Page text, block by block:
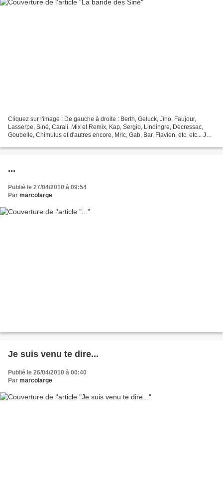
Cliquez sur l'image : De gauche à droite : Berth, Geluck, Jiho, Faujour,
Lasserpe, Siné, Carali, Mix et Remix, Kap, Sergio, Lindingre, Decressac,
Goubelle, Chimulus et d'autres encore, Mric, Gab, Bar, Flavien, etc, etc... Je
...
Publié le 27/04/2010 à 09:54
Par marcolarge
Je suis venu te dire...
Publié le 26/04/2010 à 00:40
Par marcolarge